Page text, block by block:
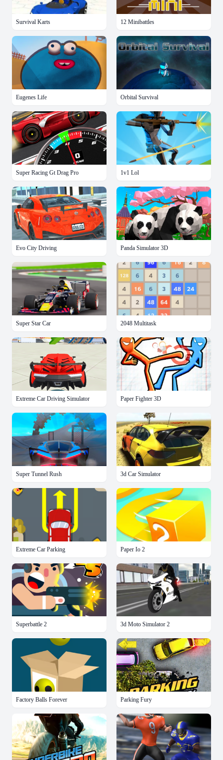
Survival Karts 12 Minibattles
Eugenes Life Orbital Survival
Super Racing Gt Drag Pro 1v1 Lol
Evo City Driving Panda Simulator 3D
Super Star Car 2048 Multitask
Extreme Car Driving Simulator Paper Fighter 3D
Super Tunnel Rush 3d Car Simulator
Extreme Car Parking Paper Io 2
Superbattle 2 3d Moto Simulator 2
Factory Balls Forever Parking Fury